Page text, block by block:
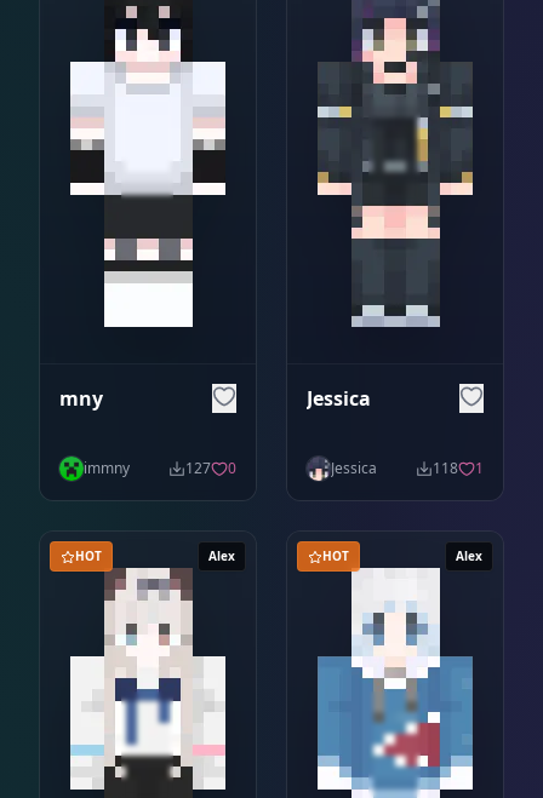
mny
immny 127 0
Jessica
Jessica 118 1
Alex
HOT Alex
HOT